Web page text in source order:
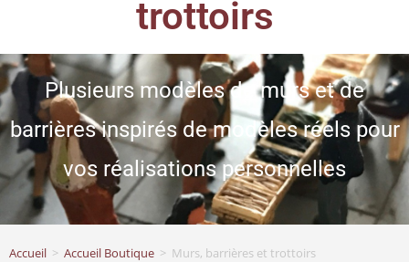
trottoirs
Plusieurs modèles de murs et de
barrières inspirés de modèles réels pour
vos réalisations personnelles
Accueil > Accueil Boutique > Murs, barrières et trottoirs